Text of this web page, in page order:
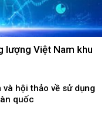
lượng Việt Nam khu
hội thảo về sử dụng
quốc